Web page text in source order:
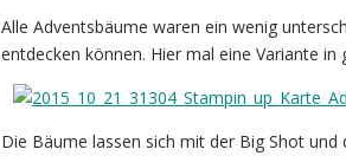
Alle Adventsbäume waren ein wenig
entdecken können. Hier mal eine Variante in
Die Bäume lassen sich mit der Big Shot